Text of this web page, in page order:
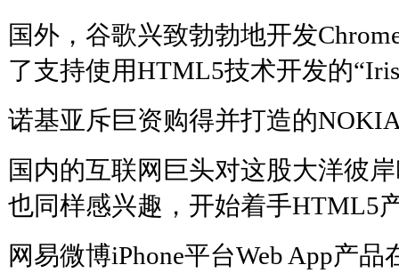
国外，谷歌兴致勃勃地开发
了支持使用HTML5技术开发的
诺基亚斥巨资购得并打造的
国内的互联网巨头对这股大洋彼
也同样感兴趣，开始着手HTML5
网易微博iPhone平台Web App产